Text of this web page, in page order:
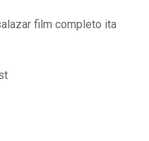
film completo ita